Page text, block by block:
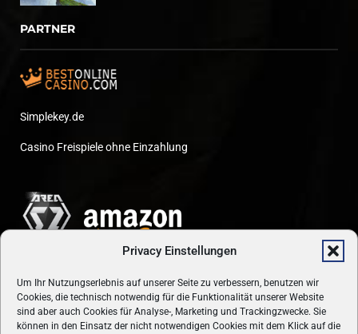
Privacy Einstellungen
Um Ihr Nutzungserlebnis auf unserer Seite zu verbessern, benutzen wir
Cookies, die technisch notwendig für die Funktionalität unserer Website
sind aber auch Cookies für Analyse-, Marketing und Trackingzwecke. Sie
können in den Einsatz der nicht notwendigen Cookies mit dem Klick auf die
PARTNER
Simplekey.de
Casino Freispiele ohne Einzahlung